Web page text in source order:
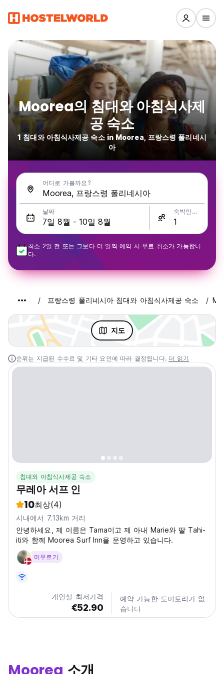
Moorea의 침대와 아침식사제
공 숙소
1 침대와 아침식사제공 숙소 in Moorea, 프랑스령 폴리네시
아
어디로 가볼까요?
날짜 숙박인원
최소 2일 전 또는 그보다 더 일찍 예약 시 무료 취소가 가능합니
다.
프랑스령 폴리네시아 침대와 아침식사제공 숙소
지도
순위는 지급된 수수료 및 기타 요인에 따라 결정됩니다. 더 읽기
침대와 아침식사제공 숙소
무레아 서프 인
10최상(4)
시내에서 7.13km 거리
안녕하세요, 제 이름은 Tama이고 제 아내 Marie와 딸 Tahi-
iti와 함께 Moorea Surf Inn을 운영하고 있습니다.
머무르기
개인실 최저가격
€52.90
예약 가능한 도미토리가 없
습니다